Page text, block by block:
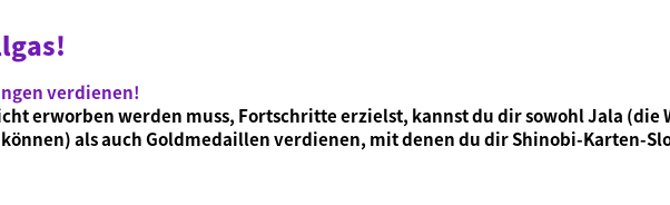
verdienen!
erworben werden muss, Fortschritte erzielst, kannst du dir sowohl Jala (die
als auch Goldmedaillen verdienen, mit denen du dir Shinobi-Karten-